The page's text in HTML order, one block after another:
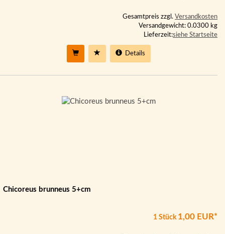
Gesamtpreis zzgl. Versandkosten
Versandgewicht: 0.0300 kg
Lieferzeit:siehe Startseite
Details
Chicoreus brunneus 5+cm
1 Stück 1,00 EUR*